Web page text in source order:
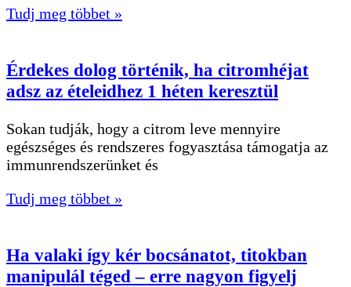
Tudj meg többet »
Érdekes dolog történik, ha citromhéjat
adsz az ételeidhez 1 héten keresztül
Sokan tudják, hogy a citrom leve mennyire
egészséges és rendszeres fogyasztása támogatja az
immunrendszerünket és
Tudj meg többet »
Ha valaki így kér bocsánatot, titokban
manipulál téged – erre nagyon figyelj